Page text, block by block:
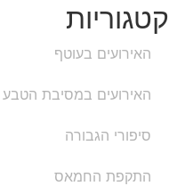
קטגוריות
האירועים בעוטף
האירועים במסיבת הטבע
סיפורי הגבורה
התקפת החמאס